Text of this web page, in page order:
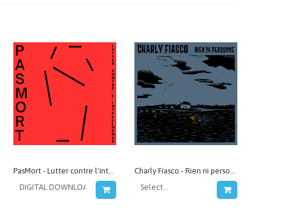
PasMort - Lutter contre l'intelligence Charly Fiasco - Rien ni personne